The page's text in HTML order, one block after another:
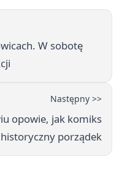
W sobotę
Następny >>
opowie, jak komiks
historyczny porządek